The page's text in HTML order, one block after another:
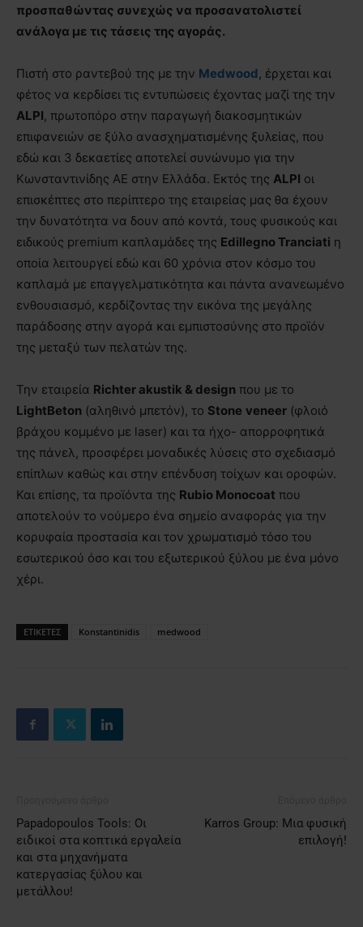
προσπαθώντας συνεχώς να προσανατολιστεί
ανάλογα με τις τάσεις της αγοράς.
Πιστή στo ραντεβού της με την Medwood, έρχεται και
φέτος να κερδίσει τις εντυπώσεις έχοντας μαζί της την
ALPI, πρωτοπόρο στην παραγωγή διακοσμητικών
επιφανειών σε ξύλο ανασχηματισμένης ξυλείας, που
εδώ και 3 δεκαετίες αποτελεί συνώνυμο για την
Κωνσταντινίδης ΑΕ στην Ελλάδα. Εκτός της ALPI οι
επισκέπτες στο περίπτερο της εταιρείας μας θα έχουν
την δυνατότητα να δουν από κοντά, τους φυσικούς και
ειδικούς premium καπλαμάδες της Edillegno Tranciati η
οποία λειτουργεί εδώ και 60 χρόνια στον κόσμο του
καπλαμά με επαγγελματικότητα και πάντα ανανεωμένο
ενθουσιασμό, κερδίζοντας την εικόνα της μεγάλης
παράδοσης στην αγορά και εμπιστοσύνης στο προϊόν
της μεταξύ των πελατών της.
Την εταιρεία Richter akustik & design που με το
LightBeton (αληθινό μπετόν), το Stone veneer (φλοιό
βράχου κομμένο με laser) και τα ήχο- απορροφητικά
της πάνελ, προσφέρει μοναδικές λύσεις στο σχεδιασμό
επίπλων καθώς και στην επένδυση τοίχων και οροφών.
Και επίσης, τα προϊόντα της Rubio Monocoat που
αποτελούν το νούμερο ένα σημείο αναφοράς για την
κορυφαία προστασία και τον χρωματισμό τόσο του
εσωτερικού όσο και του εξωτερικού ξύλου με ένα μόνο
χέρι.
ΕΤΙΚΕΤΕΣ Konstantinidis medwood
Papadopoulos Tools: Οι
ειδικοί στα κοπτικά εργαλεία
και στα μηχανήματα
κατεργασίας ξύλου και
μετάλλου!
Karros Group: Μια φυσική
επιλογή!